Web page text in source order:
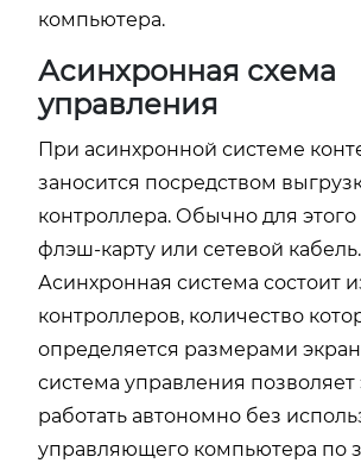
компьютера.
Асинхронная схема
управления
При асинхронной системе
заносится посредством
контроллера. Обычно для
флэш-карту или сетевой кабель.
Асинхронная система состоит
контроллеров, количество
определяется размерами
система управления позволяет
работать автономно без
управляющего компьютера по